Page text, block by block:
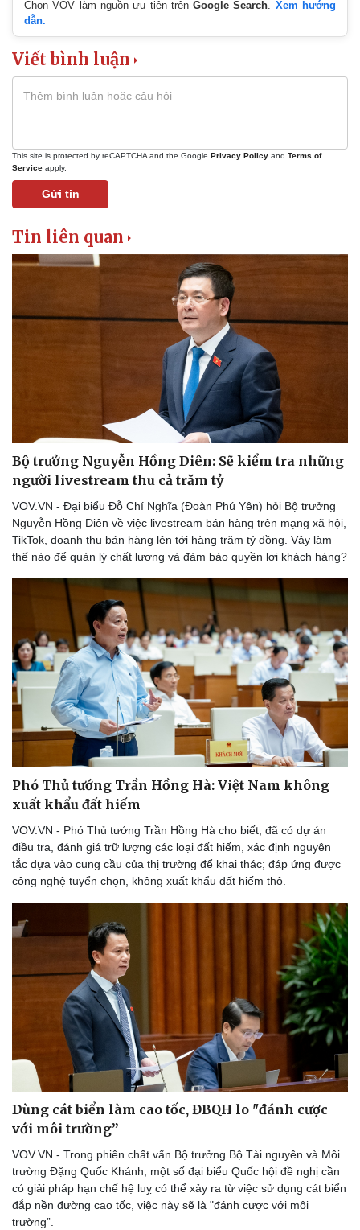
Tư vấn luật
Quân sự - Quốc phòng
Vũ khí
Việt Nam
Phân tích
Chọn VOV làm nguồn ưu tiên trênGoogle Search
Xem hướng
dẫn.
Viết bình luận
This site is protected by reCAPTCHA and the Google Privacy Policy and Terms of
Service apply.
Gửi tin
Tin liên quan
Bộ trưởng Nguyễn Hồng Diên: Sẽ kiểm tra những
người livestream thu cả trăm tỷ
VOV.VN - Đại biểu Đỗ Chí Nghĩa (Đoàn Phú Yên) hỏi Bộ trưởng
Nguyễn Hồng Diên về việc livestream bán hàng trên mạng xã hội,
TikTok, doanh thu bán hàng lên tới hàng trăm tỷ đồng. Vậy làm
thế nào để quản lý chất lượng và đảm bảo quyền lợi khách hàng?
Phó Thủ tướng Trần Hồng Hà: Việt Nam không
xuất khẩu đất hiếm
VOV.VN - Phó Thủ tướng Trần Hồng Hà cho biết, đã có dự án
điều tra, đánh giá trữ lượng các loại đất hiếm, xác định nguyên
tắc dựa vào cung cầu của thị trường để khai thác; đáp ứng được
công nghệ tuyển chọn, không xuất khẩu đất hiếm thô.
Dùng cát biển làm cao tốc, ĐBQH lo "đánh cược
với môi trường”
VOV.VN - Trong phiên chất vấn Bộ trưởng Bộ Tài nguyên và Môi
trường Đặng Quốc Khánh, một số đại biểu Quốc hội đề nghị cần
có giải pháp hạn chế hệ luỵ có thể xảy ra từ việc sử dụng cát biển
đắp nền đường cao tốc, việc này sẽ là "đánh cược với môi
trường”.